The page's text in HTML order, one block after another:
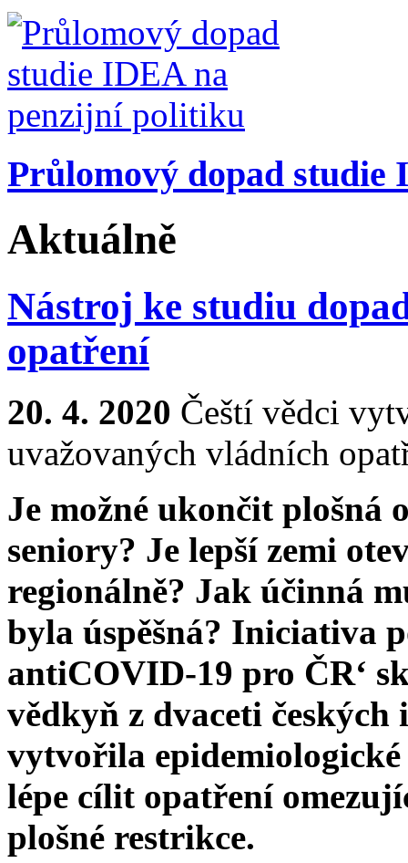
Průlomový dopad
Aktuálně
Nástroj ke studiu
opatření
20. 4. 2020 Čeští vědci
uvažovaných vládních
Je možné ukončit plošná
seniory? Je lepší zemi
regionálně? Jak účinná
byla úspěšná? Iniciativa
antiCOVID-19 pro ČR‘
vědkyň z dvaceti
vytvořila
lépe cílit opatření
plošné restrikce.